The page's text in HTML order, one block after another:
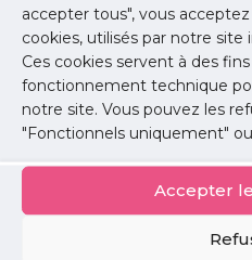
accepter tous", vous
cookies, utilisés par notre
Ces cookies servent à des
fonctionnement technique
notre site. Vous pouvez les
"Fonctionnels uniquement"
Accepter
Publié le : 10 février 2026
Partager cet article :